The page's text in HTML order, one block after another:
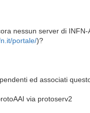
nessun server di
portale/)?
ed associati
via protoserv2